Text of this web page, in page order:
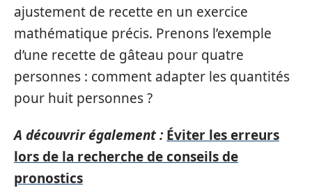
ajustement de recette en un exercice
mathématique précis. Prenons l’exemple
d’une recette de gâteau pour quatre
personnes : comment adapter les quantités
pour huit personnes ?
A découvrir également : Éviter les erreurs
lors de la recherche de conseils de
pronostics